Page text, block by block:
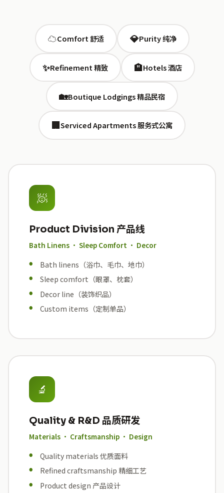
☁️Comfort 舒适 💎Purity 纯净
✨Refinement 精致 🏨Hotels 酒店
🏡Boutique Lodgings 精品民宿
🏢Serviced Apartments 服务式公寓
🧖
Product Division 产品线
Bath Linens · Sleep Comfort · Decor
Bath linens（浴巾、毛巾、地巾）
Sleep comfort（眼罩、枕套）
Decor line（装饰织品）
Custom items（定制单品）
🔬
Quality & R&D 品质研发
Materials · Craftsmanship · Design
Quality materials 优质面料
Refined craftsmanship 精细工艺
Product design 产品设计